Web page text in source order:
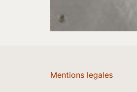
Mentions legales